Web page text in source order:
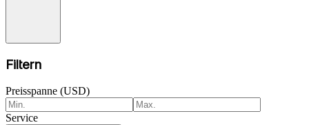
Filtern
Preisspanne (USD)
Service